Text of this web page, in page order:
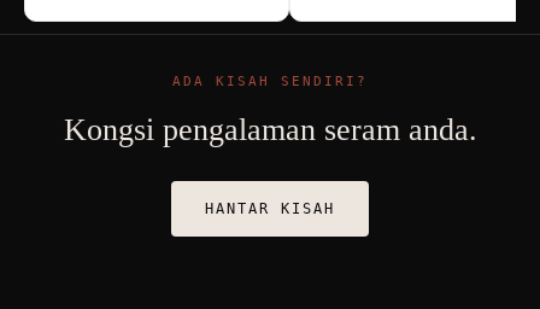
ADA KISAH SENDIRI?
Kongsi pengalaman seram anda.
HANTAR KISAH